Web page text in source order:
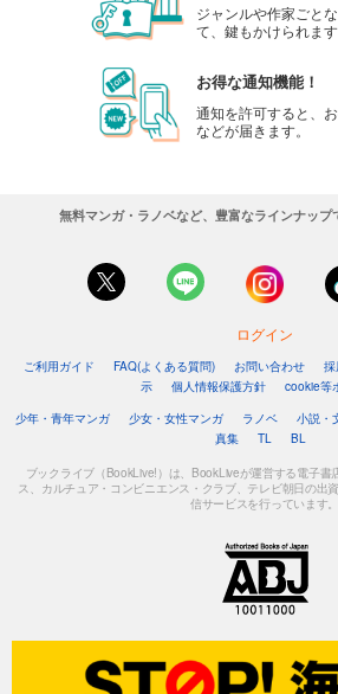
ジャンルや作家ごと
て、鍵もかけられます
お得な通知機能！
通知を許可すると、
などが届きます。
無料マンガ・ラノベなど、豊富なラインナップ
ログイン
ご利用ガイド FAQ(よくある質問) お問い合わせ 採
示
個人情報保護方針
cookie等
少年・青年マンガ
少女・女性マンガ ラノベ 小説・
真集
TL BL
ブックライブ（BookLive!）は、BookLiveが運営する電子書
ス、カルチュア・コンビニエンス・クラブ、テレビ朝日の出
信サービスを行っています。